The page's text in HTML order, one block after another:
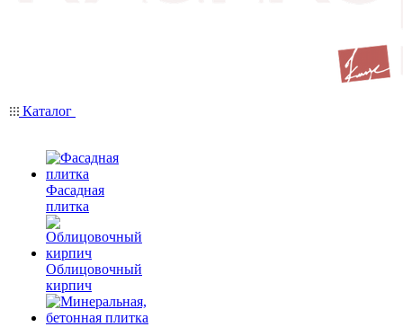
Каталог
Фасадная
плитка
Облицовочный
кирпич